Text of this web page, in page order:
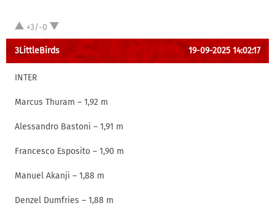
+3/-0
3LittleBirds 19-09-2025 14:02:17
INTER
Marcus Thuram – 1,92 m
Alessandro Bastoni – 1,91 m
Francesco Esposito – 1,90 m
Manuel Akanji – 1,88 m
Denzel Dumfries – 1,88 m